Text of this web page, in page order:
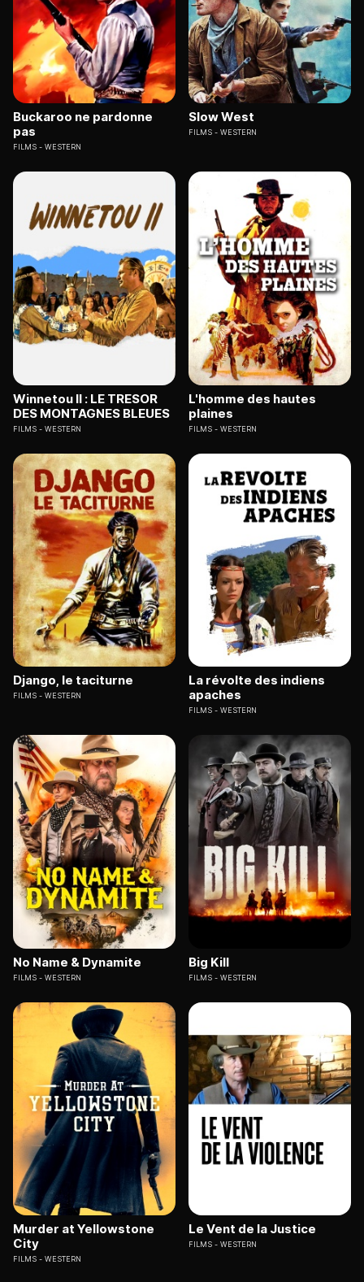
Buckaroo ne pardonne
pas
FILMS WESTERN
Slow West
FILMS WESTERN
Winnetou II : LE TRESOR
DES MONTAGNES BLEUES
FILMS WESTERN
L'homme des hautes
plaines
FILMS WESTERN
Django, le taciturne
FILMS WESTERN
La révolte des indiens
apaches
FILMS WESTERN
No Name & Dynamite
FILMS WESTERN
Big Kill
FILMS WESTERN
Murder at Yellowstone
City
FILMS WESTERN
Le Vent de la Justice
FILMS WESTERN